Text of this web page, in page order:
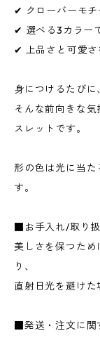
✔ クローバーモチ
✔ 選べる3カラー
✔ 上品さと可愛
身につけるたびに
そんな前向きな
スレットです。
形の色は光に当
す。
■お手入れ/取り
美しさを保つた
り、
直射日光を避けた
■発送・注文に関